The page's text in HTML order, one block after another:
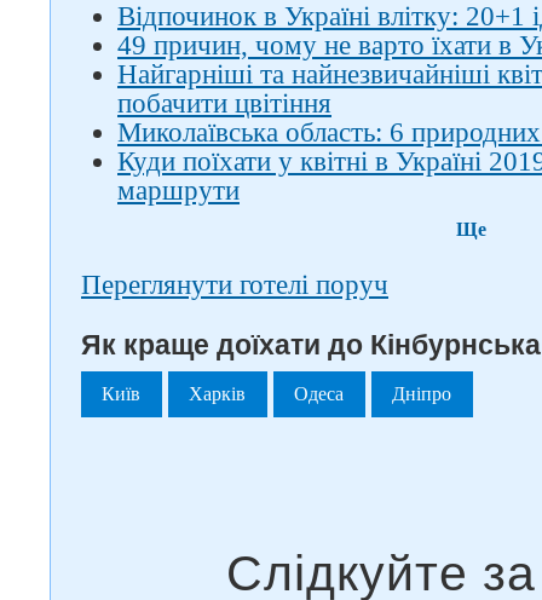
Відпочинок в Україні влітку: 20+1
49 причин, чому не варто їхати в
Найгарніші та найнезвичайніші
побачити цвітіння
Миколаївська область: 6
Куди поїхати у квітні в Україні
маршрути
Ще
Переглянути готелі поруч
Як краще доїхати до
Київ Харків Одеса Дніпро